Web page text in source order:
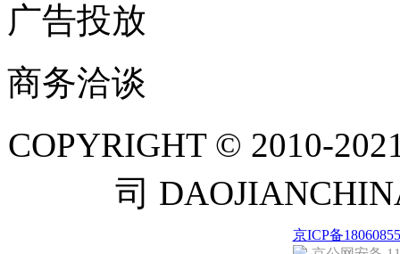
广告投放
商务洽谈
COPYRIGHT © 2010-
司
京ICP备